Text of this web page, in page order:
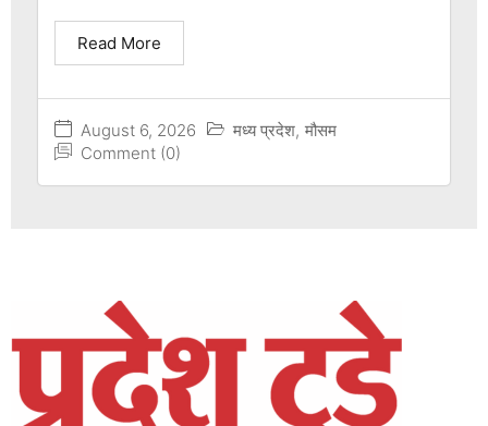
August 6, 2026 मध्य प्रदेश, मौसम
Comment (0)
Read More